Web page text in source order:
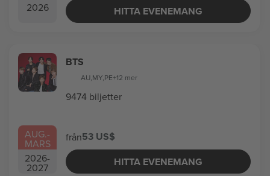
2026
HITTA EVENEMANG
AUG.-
MARS
2026-
2027
BTS
AU,MY,PE+12 mer
9474 biljetter
från53 US$
HITTA EVENEMANG